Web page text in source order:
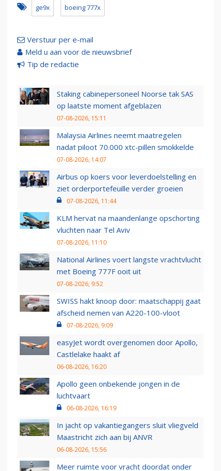
ge9x boeing 777x
Verstuur per e-mail
Meld u aan voor de nieuwsbrief
Tip de redactie
Staking cabinepersoneel Noorse tak SAS
op laatste moment afgeblazen
07-08-2026, 15:11
Malaysia Airlines neemt maatregelen
nadat piloot 70.000 xtc-pillen smokkelde
07-08-2026, 14:07
Airbus op koers voor leverdoelstelling en
ziet orderportefeuille verder groeien
07-08-2026, 11:44
KLM hervat na maandenlange opschorting
vluchten naar Tel Aviv
07-08-2026, 11:10
National Airlines voert langste vrachtvlucht
met Boeing 777F ooit uit
07-08-2026, 9:52
SWISS hakt knoop door: maatschappij gaat
afscheid nemen van A220-100-vloot
07-08-2026, 9:09
easyJet wordt overgenomen door Apollo,
Castlelake haakt af
06-08-2026, 16:20
Apollo geen onbekende jongen in de
luchtvaart
06-08-2026, 16:19
In jacht op vakantiegangers sluit vliegveld
Maastricht zich aan bij ANVR
06-08-2026, 15:56
Meer ruimte voor vracht doordat onder